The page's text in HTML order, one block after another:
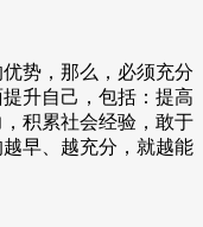
势，那么，必须充分
升自己，包括：提高
积累社会经验，敢于
早、越充分，就越能